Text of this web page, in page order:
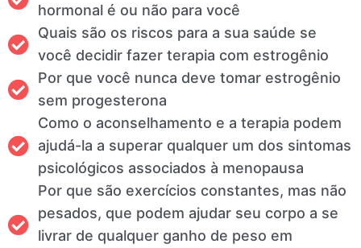
hormonal é ou não para você
Quais são os riscos para a sua saúde se
você decidir fazer terapia com estrogênio
Por que você nunca deve tomar estrogênio
sem progesterona
Como o aconselhamento e a terapia podem
ajudá-la a superar qualquer um dos sintomas
psicológicos associados à menopausa
Por que são exercícios constantes, mas não
pesados, que podem ajudar seu corpo a se
livrar de qualquer ganho de peso em